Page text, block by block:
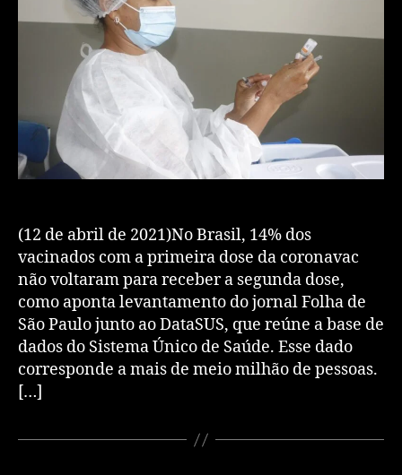
(12 de abril de 2021)No Brasil, 14% dos
vacinados com a primeira dose da coronavac
não voltaram para receber a segunda dose,
como aponta levantamento do jornal Folha de
São Paulo junto ao DataSUS, que reúne a base de
dados do Sistema Único de Saúde. Esse dado
corresponde a mais de meio milhão de pessoas.
[…]